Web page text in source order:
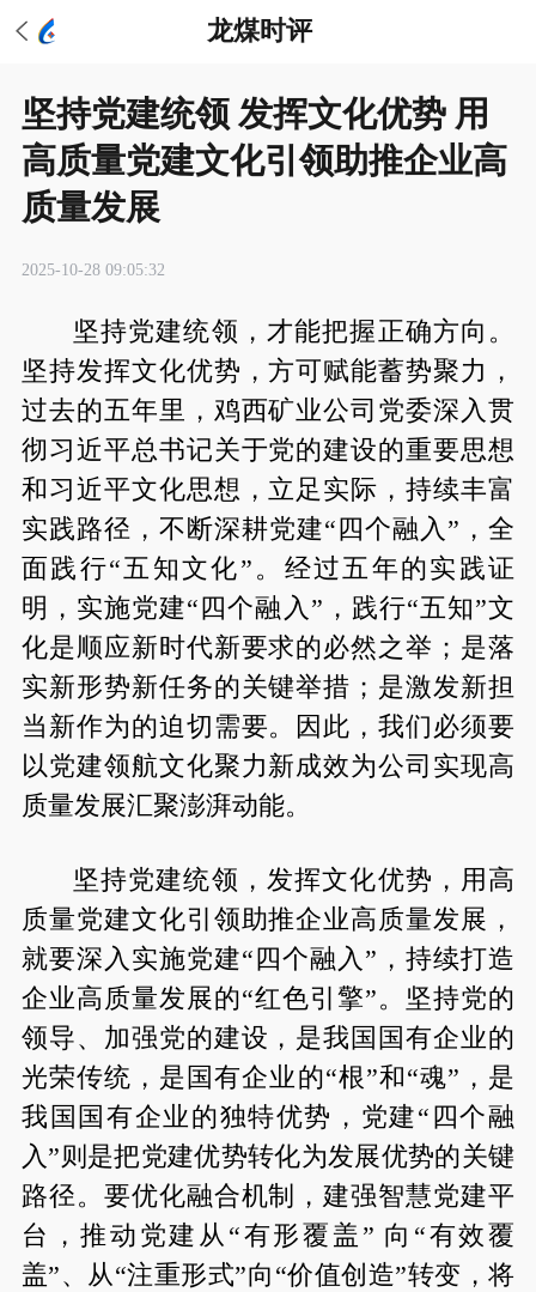
龙煤时评
坚持党建统领 发挥文化优势 用
高质量党建文化引领助推企业高
质量发展
2025-10-28 09:05:32
坚持党建统领，才能把握正确方向。
坚持发挥文化优势，方可赋能蓄势聚力，
过去的五年里，鸡西矿业公司党委深入贯
彻习近平总书记关于党的建设的重要思想
和习近平文化思想，立足实际，持续丰富
实践路径，不断深耕党建“四个融入”，全
面践行“五知文化”。经过五年的实践证
明，实施党建“四个融入”，践行“五知”文
化是顺应新时代新要求的必然之举；是落
实新形势新任务的关键举措；是激发新担
当新作为的迫切需要。因此，我们必须要
以党建领航文化聚力新成效为公司实现高
质量发展汇聚澎湃动能。
坚持党建统领，发挥文化优势，用高
质量党建文化引领助推企业高质量发展，
就要深入实施党建“四个融入”，持续打造
企业高质量发展的“红色引擎”。坚持党的
领导、加强党的建设，是我国国有企业的
光荣传统，是国有企业的“根”和“魂”，是
我国国有企业的独特优势，党建“四个融
入”则是把党建优势转化为发展优势的关键
路径。要优化融合机制，建强智慧党建平
台，推动党建从“有形覆盖” 向“有效覆
盖”、从“注重形式”向“价值创造”转变，将